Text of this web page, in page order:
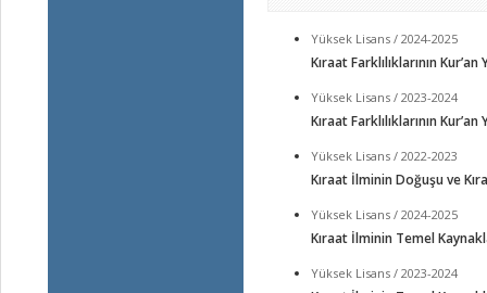
Yüksek Lisans / 2024-2025
Kıraat Farklılıklarının
Yüksek Lisans / 2023-2024
Kıraat Farklılıklarının
Yüksek Lisans / 2022-2023
Kıraat İlminin Doğuşu ve
Yüksek Lisans / 2024-2025
Kıraat İlminin Temel
Yüksek Lisans / 2023-2024